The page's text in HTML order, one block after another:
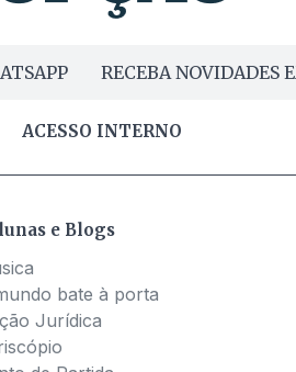
RECEBA NOVIDADES
ACESSO INTERNO
e Blogs
bate à porta
Jurídica